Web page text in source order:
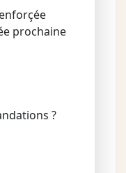
prochaine
?